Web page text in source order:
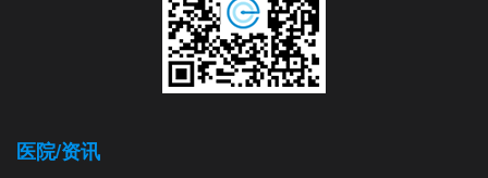
医院/资讯